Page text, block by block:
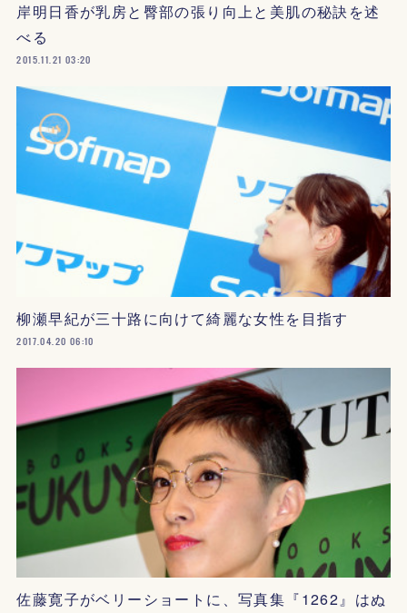
岸明日香が乳房と臀部の張り向上と美肌の秘訣を述
べる
2015.11.21 03:20
柳瀬早紀が三十路に向けて綺麗な女性を目指す
2017.04.20 06:10
佐藤寛子がベリーショートに、写真集『1262』はぬ